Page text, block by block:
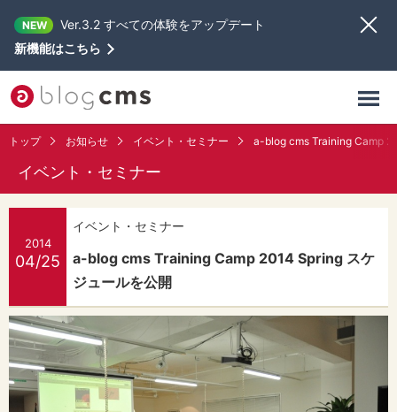
NEW
Ver.3.2 すべての体験をアップデート
新機能はこちら
トップ お知らせ イベント・セミナー a-blog cms Training Camp
イベント・セミナー
2014
04/25
イベント・セミナー
a-blog cms Training Camp 2014 Spring スケ
ジュールを公開